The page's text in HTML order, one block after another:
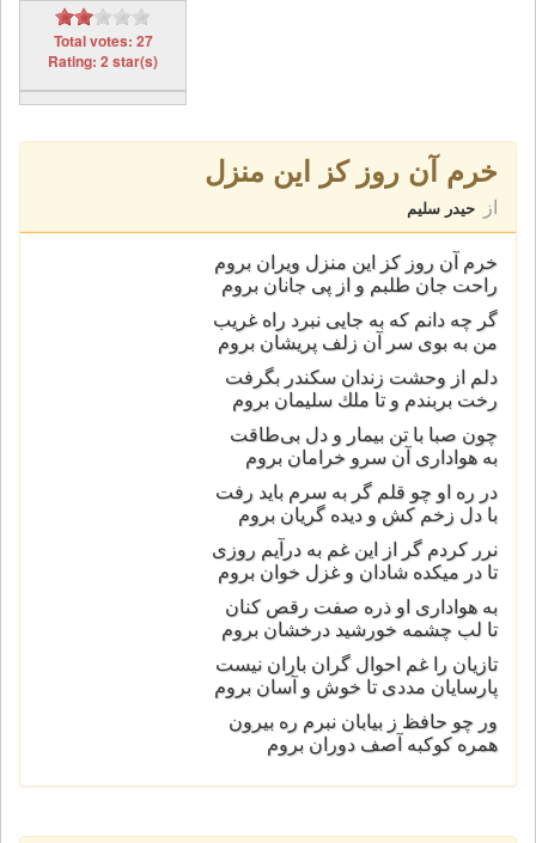
Total votes: 27
Rating: 2 star(s)
خرم آن روز كز این منزل
از حیدر سلیم
خرم آن روز كز این منزل ویران بروم
راحت جان طلبم و از پی جانان بروم
گر چه دانم كه به جایی نبرد راه غریب
من به بوی سر آن زلف پریشان بروم
دلم از وحشت زندان سكندر بگرفت
رخت بربندم و تا ملك سلیمان بروم
چون صبا با تن بیمار و دل بی‌طاقت
به هواداری آن سرو خرامان بروم
در ره او چو قلم گر به سرم باید رفت
با دل زخم كش و دیده گریان بروم
نرر كردم گر از این غم به درآیم روزی
تا در میكده شادان و غزل خوان بروم
به هواداری او ذره صفت رقص كنان
تا لب چشمه خورشید درخشان بروم
تازیان را غم احوال گران باران نیست
پارسایان مددی تا خوش و آسان بروم
ور چو حافظ ز بیابان نبرم ره بیرون
همره كوكبه آصف دوران بروم